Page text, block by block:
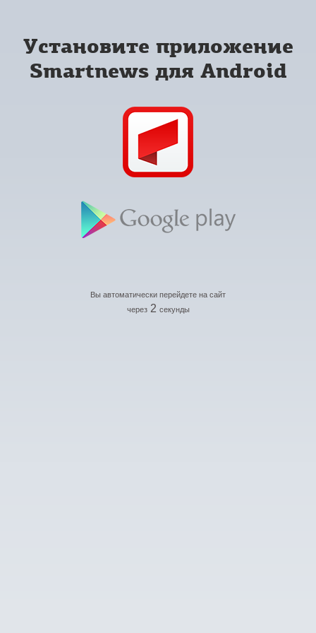
Установите приложение
Smartnews для Android
Вы автоматически перейдете на сайт
через 2 секунды